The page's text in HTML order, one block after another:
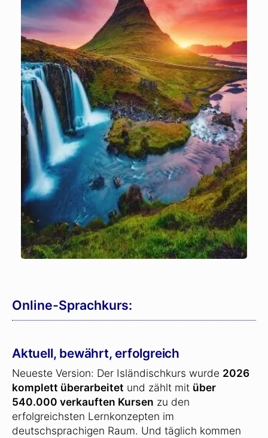
Online-Sprachkurs:
Aktuell, bewährt, erfolgreich
Neueste Version: Der Isländischkurs wurde 2026
komplett überarbeitet und zählt mit über
540.000 verkauften Kursen zu den
erfolgreichsten Lernkonzepten im
deutschsprachigen Raum. Und täglich kommen